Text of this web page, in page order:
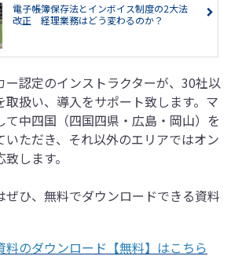
電子帳簿保存法とインボイス制度の2大法
改正 経理業務はどう変わるのか？
ー認定のインストラクターが、30社以
取扱い、導入をサポート致します。マ
て中四国（四国四県・広島・岡山）を
いただき、それ以外のエリアではオン
します。
ぜひ、無料でダウンロードできる資料
料のダウンロード【無料】はこちら